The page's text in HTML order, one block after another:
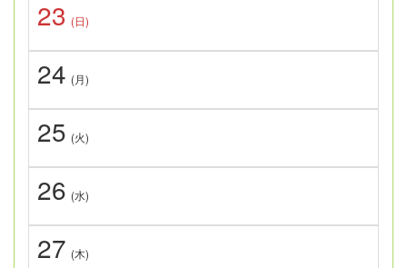
23 (日)
24 (月)
25 (火)
26 (水)
27 (木)